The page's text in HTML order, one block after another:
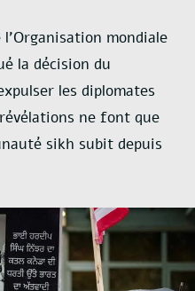
mondiale
la décision du
les diplomates
ne font que
sikh subit depuis